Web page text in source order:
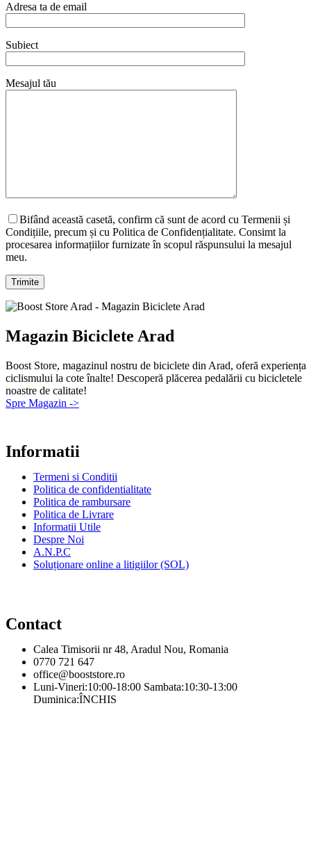
Adresa ta de email
Subiect
Mesajul tău
Bifând această casetă, confirm că sunt de acord cu Termenii și
Condițiile, precum și cu Politica de Confidențialitate. Consimt la
procesarea informațiilor furnizate în scopul răspunsului la mesajul
meu.
Magazin Biciclete Arad
Boost Store, magazinul nostru de biciclete din Arad, oferă experiența
ciclismului la cote înalte! Descoperă plăcerea pedalării cu bicicletele
noastre de calitate!
Spre Magazin ->
Informatii
Termeni si Conditii
Politica de confidentialitate
Politica de rambursare
Politica de Livrare
Informatii Utile
Despre Noi
A.N.P.C
Soluționare online a litigiilor (SOL)
Contact
Calea Timisorii nr 48, Aradul Nou, Romania
0770 721 647
office@booststore.ro
Luni-Vineri:10:00-18:00 Sambata:10:30-13:00
Duminica:ÎNCHIS